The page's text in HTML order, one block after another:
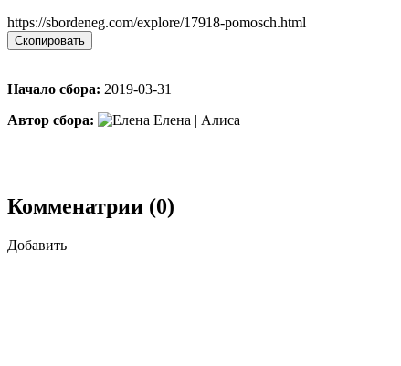
https://sbordeneg.com/explore/17918-pomosch.html
Скопировать
Начало сбора: 2019-03-31
Автор сбора:
Елена | Алиса
Комменатрии (0)
Добавить